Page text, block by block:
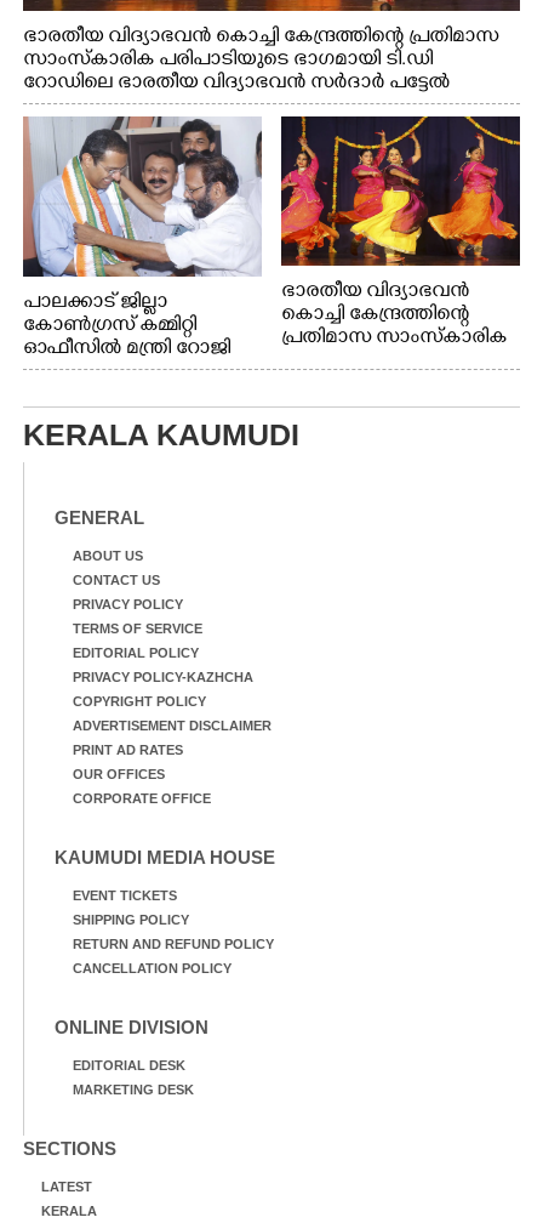
ഭാരതീയ വിദ്യാഭവൻ കൊച്ചി കേന്ദ്രത്തിന്റെ പ്രതിമാസ
സാംസ്കാരിക പരിപാടിയുടെ ഭാഗമായി ടി.ഡി
റോഡിലെ ഭാരതീയ വിദ്യാഭവൻ സർദാർ പട്ടേൽ
സഭാഗൃഹത്തിൽ എം. അക്ഷതയുടെ നേതൃത്വത്തിൽ
അവതരിപ്പിച്ച ലയ നമൻ കഥക് നൃത്തത്തിൽ നിന്ന്
പാലക്കാട് ജില്ലാ
കോൺഗ്രസ് കമ്മിറ്റി
ഓഫീസിൽ മന്ത്രി റോജി
എം ജോണിന്
ഭാരതീയ വിദ്യാഭവൻ
കൊച്ചി കേന്ദ്രത്തിന്റെ
പ്രതിമാസ സാംസ്കാരിക
വിദ്യാഭവൻ സർദാർ
പട്ടേൽ സഭാഗൃഹത്തിൽ
എം. അക്ഷതയുടെ
KERALA KAUMUDI
GENERAL
ABOUT US
CONTACT US
PRIVACY POLICY
TERMS OF SERVICE
EDITORIAL POLICY
PRIVACY POLICY-KAZHCHA
COPYRIGHT POLICY
ADVERTISEMENT DISCLAIMER
PRINT AD RATES
OUR OFFICES
CORPORATE OFFICE
KAUMUDI MEDIA HOUSE
EVENT TICKETS
SHIPPING POLICY
RETURN AND REFUND POLICY
CANCELLATION POLICY
ONLINE DIVISION
EDITORIAL DESK
MARKETING DESK
SECTIONS
LATEST
KERALA